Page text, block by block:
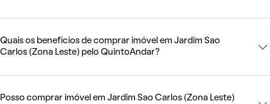
Quais os benefícios de comprar imóvel em Jardim Sao
Carlos (Zona Leste) pelo QuintoAndar?
Posso comprar imóvel em Jardim Sao Carlos (Zona Leste)